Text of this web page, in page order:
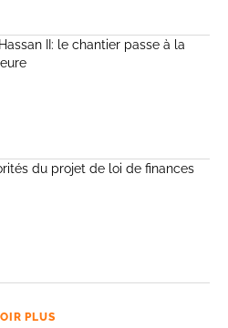
II: le chantier passe à la
du projet de loi de finances
PLUS